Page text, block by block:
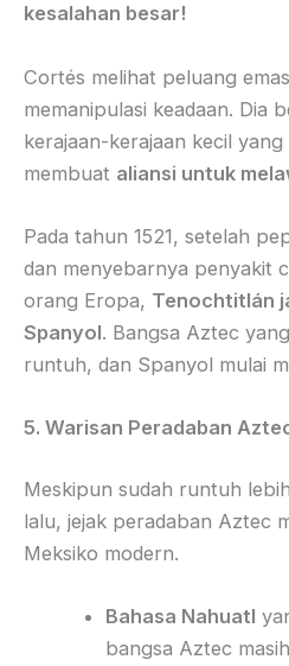
kesalahan besar!
Cortés melihat peluang
memanipulasi keadaan. Dia
kerajaan-kerajaan kecil
membuat aliansi untuk
Pada tahun 1521, setelah
dan menyebarnya penyakit
orang Eropa, Tenochtitlán
Spanyol. Bangsa Aztec
runtuh, dan Spanyol mulai
5. Warisan Peradaban
Meskipun sudah runtuh
lalu, jejak peradaban Aztec
Meksiko modern.
Bahasa Nahuatl
bangsa Aztec